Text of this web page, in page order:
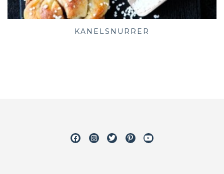
KANELSNURRER
FacebookInstagram
TwitterPinterestYoutube